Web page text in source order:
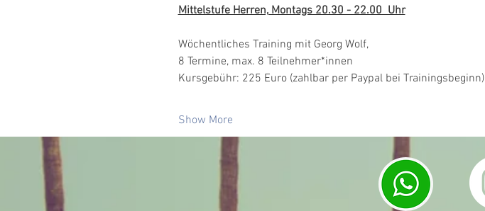
Mittelstufe Herren, Montags 20.30 - 22.00  Uhr
Wöchentliches Training mit Georg Wolf,
8 Termine, max. 8 Teilnehmer*innen
Kursgebühr: 225 Euro (zahlbar per Paypal bei Trainingsbeginn)
Show More